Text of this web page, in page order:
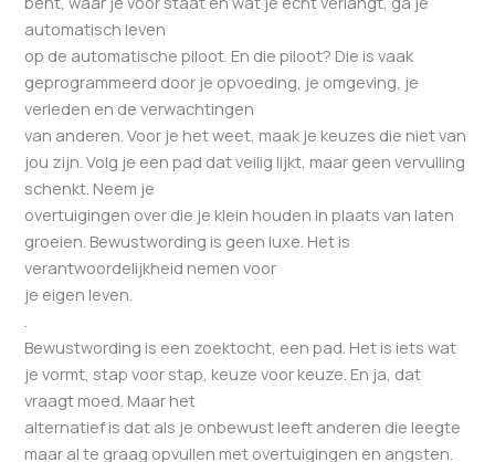
automatisch leven
op de automatische piloot. En die piloot? Die is vaak
geprogrammeerd door je opvoeding, je omgeving, je
verleden en de verwachtingen
van anderen. Voor je het weet, maak je keuzes die niet van
jou zijn. Volg je een pad dat veilig lijkt, maar geen vervulling
schenkt. Neem je
overtuigingen over die je klein houden in plaats van laten
groeien. Bewustwording is geen luxe. Het is
verantwoordelijkheid nemen voor
je eigen leven.
.
Bewustwording is een zoektocht, een pad. Het is iets wat
je vormt, stap voor stap, keuze voor keuze. En ja, dat
vraagt moed. Maar het
alternatief is dat als je onbewust leeft anderen die leegte
maar al te graag opvullen met overtuigingen en angsten.